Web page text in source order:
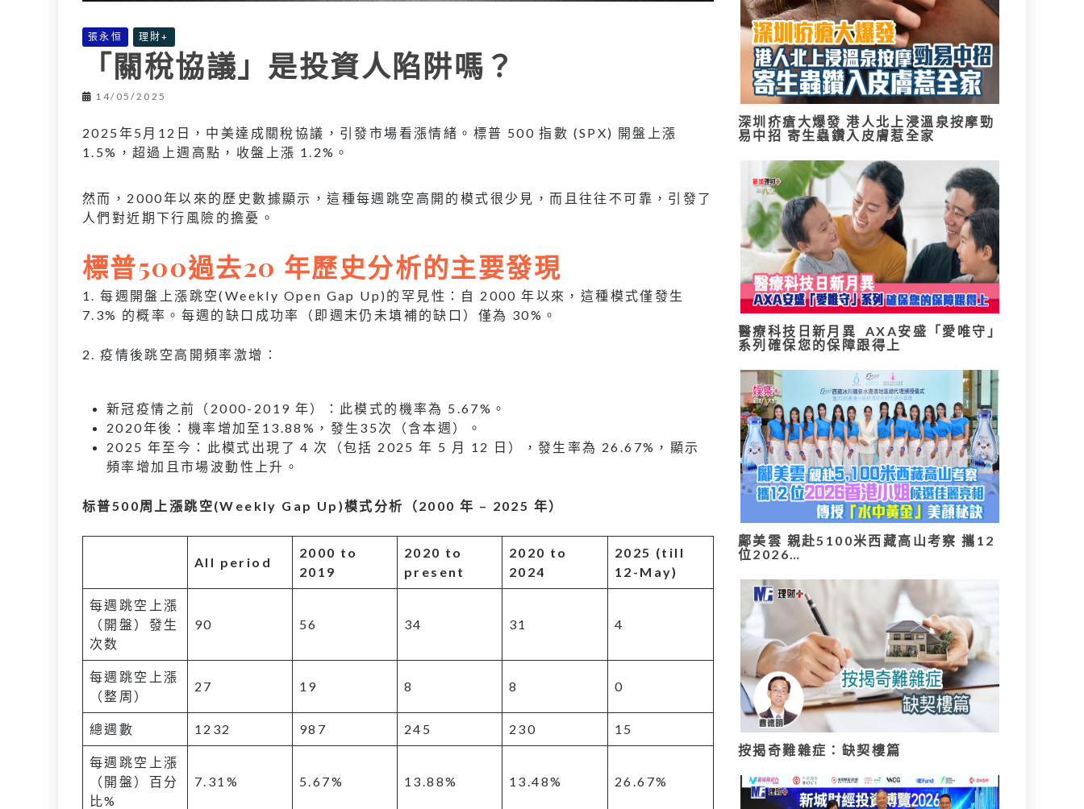
張永恒 理財+
「關稅協議」是投資人陷阱嗎？
14/05/2025
2025年5月12日，中美達成關稅協議，引發市場看漲情緒。標普 500 指數 (SPX) 開盤上漲
1.5%，超過上週高點，收盤上漲 1.2%。
然而，2000年以來的歷史數據顯示，這種每週跳空高開的模式很少見，而且往往不可靠，引發了
人們對近期下行風險的擔憂。
標普500過去20 年歷史分析的主要發現
1. 每週開盤上漲跳空(Weekly Open Gap Up)的罕見性：自 2000 年以來，這種模式僅發生
7.3% 的概率。每週的缺口成功率（即週末仍未填補的缺口）僅為 30%。
2. 疫情後跳空高開頻率激增：
新冠疫情之前（2000-2019 年）：此模式的機率為 5.67%。
2020年後：機率增加至13.88%，發生35次（含本週）。
2025 年至今：此模式出現了 4 次（包括 2025 年 5 月 12 日），發生率為 26.67%，顯示
頻率增加且市場波動性上升。
标普500周上漲跳空(Weekly Gap Up)模式分析（2000 年 – 2025 年）
All period
2000 to
2019
2020 to
present
2020 to
2024
2025 (till
12-May)
每週跳空上漲
（開盤）發生
次数
90 56 34 31 4
每週跳空上漲
（整周）
27 19 8 8 0
總週數 1232 987 245 230 15
每週跳空上漲
（開盤）百分
比%
7.31% 5.67% 13.88% 13.48% 26.67%
深圳疥瘡大爆發 港人北上浸溫泉按摩勁
易中招 寄生蟲鑽入皮膚惹全家
醫療科技日新月異 AXA安盛「愛唯守」
系列確保您的保障跟得上
鄺美雲 親赴5100米西藏高山考察 攜12
位2026…
按揭奇難雜症：缺契樓篇